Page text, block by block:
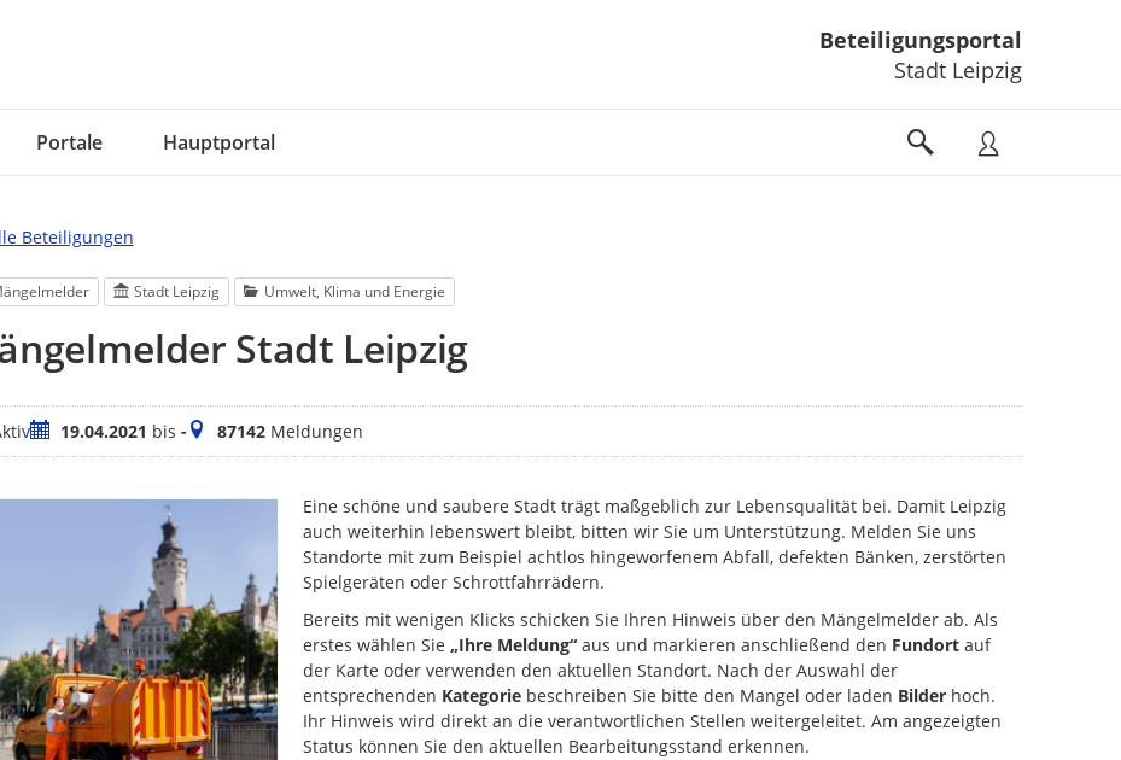
Beteiligungsportal
Stadt Leipzig
Portale Hauptportal
Beteiligungen
Stadt Leipzig Umwelt, Klima und Energie
Stadt Leipzig
Zeitraum
19.04.2021 bis -Meldungen
87142Meldungen
Eine schöne und saubere Stadt trägt maßgeblich zur Lebensqualität bei. Damit Leipzig
auch weiterhin lebenswert bleibt, bitten wir Sie um Unterstützung. Melden Sie uns
Standorte mit zum Beispiel achtlos hingeworfenem Abfall, defekten Bänken, zerstörten
Spielgeräten oder Schrottfahrrädern.
Bereits mit wenigen Klicks schicken Sie Ihren Hinweis über den Mängelmelder ab. Als
erstes wählen Sie„Ihre Meldung“ aus und markieren anschließend den Fundort auf
der Karte oder verwenden den aktuellen Standort. Nach der Auswahl der
entsprechenden Kategorie beschreiben Sie bitte den Mangel oder laden Bilder hoch.
Ihr Hinweis wird direkt an die verantwortlichen Stellen weitergeleitet. Am angezeigten
Status können Sie den aktuellen Bearbeitungsstand erkennen.